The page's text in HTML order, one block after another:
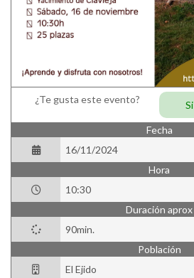
¿Te gusta este evento? Si
Fecha
16/11/2024
Hora
10:30
Duración aprox
90min.
Población
El Ejido